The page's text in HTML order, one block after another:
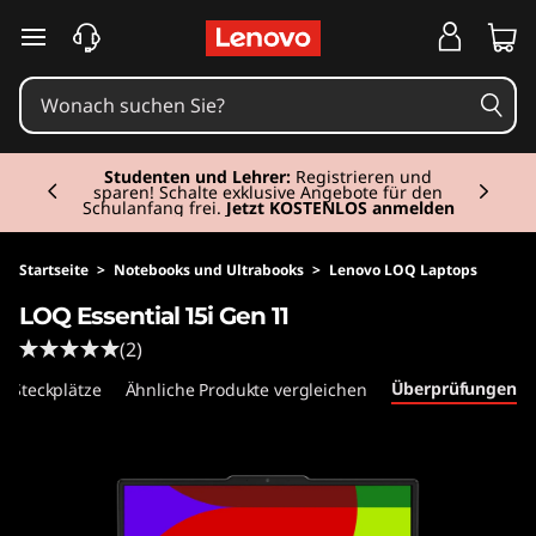
O
Q
s
e
n
zum Hauptinhalt springen
Studenten und Lehrer: Registrieren und
sparen! Schalte exklusive Angebote für den
Schulanfang frei. Jetzt KOSTENLOS anmelden
Currently displaying item 2 of 3
Startseite > Notebooks und Ultrabooks > Lenovo LOQ Laptops
LOQ Essential 15i Gen 11
(2)
Steckplätze Ähnliche Produkte vergleichen Überprüfungen